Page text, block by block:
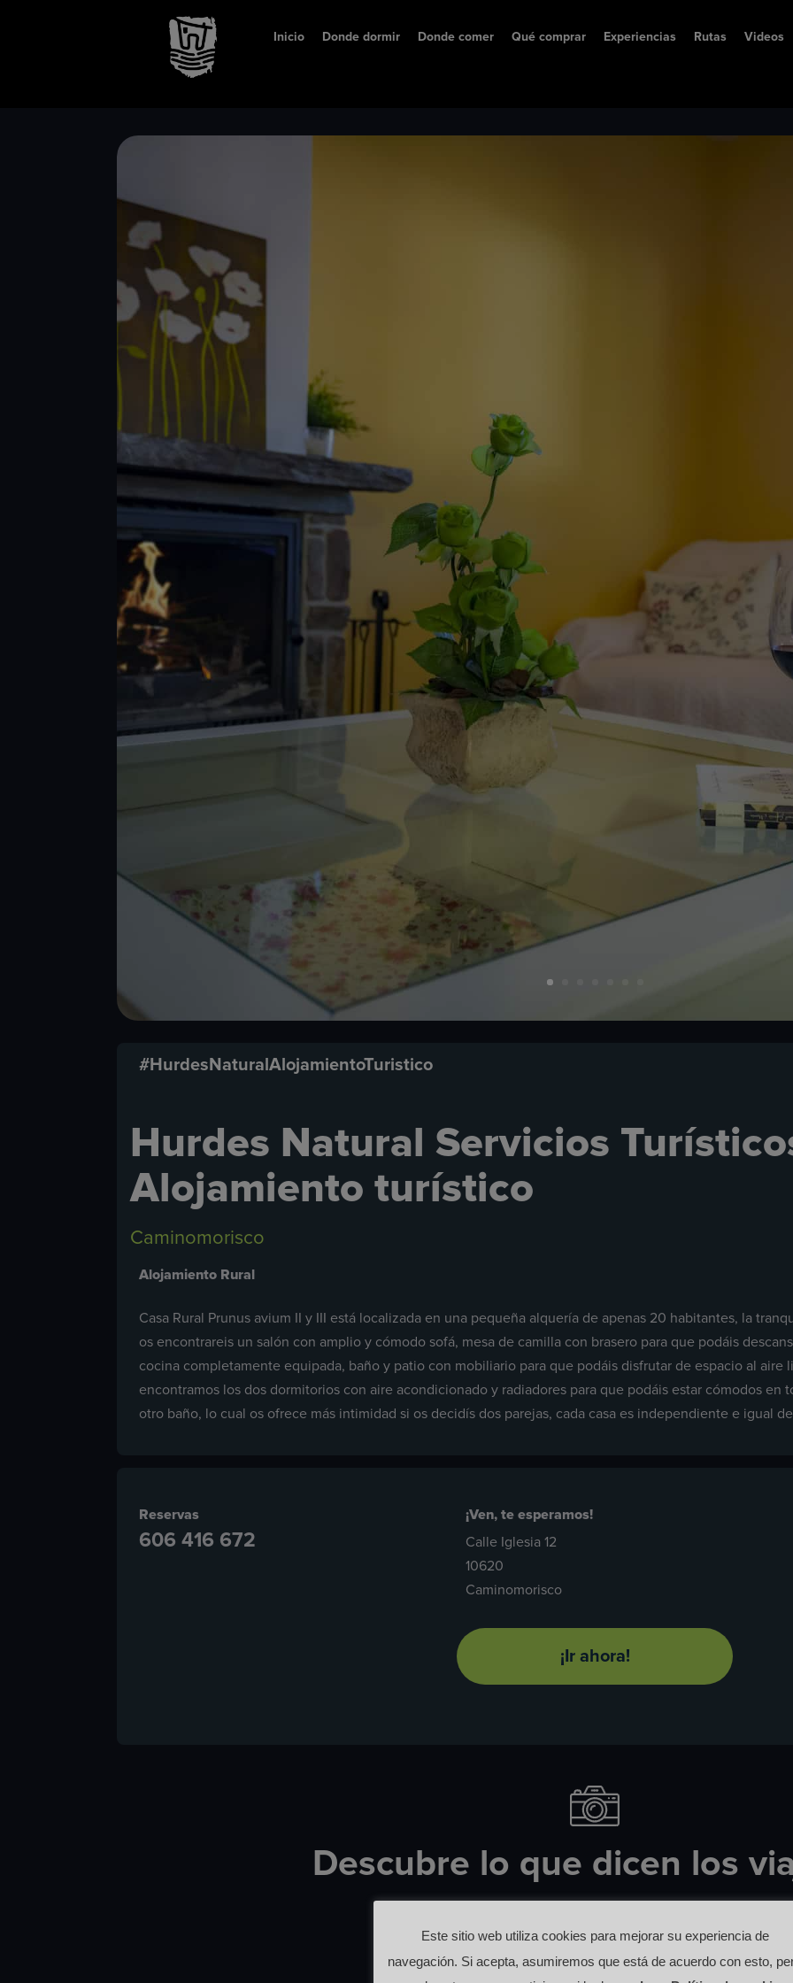
Inicio Donde dormir Donde comer Qué comprar Experiencias Rutas Videos
#HurdesNaturalAlojamientoTuristico
Hurdes Natural Servicios
Alojamiento turístico
Caminomorisco
Alojamiento Rural
Casa Rural Prunus avium II y III está localizada en una pequeña alquería de apenas 20 habitantes, la
os encontrareis un salón con amplio y cómodo sofá, mesa de camilla con brasero para que podáis
cocina completamente equipada, baño y patio con mobiliario para que podáis disfrutar de espacio al aire
encontramos los dos dormitorios con aire acondicionado y radiadores para que podáis estar cómodos en
otro baño, lo cual os ofrece más intimidad si os decidís dos parejas, cada casa es independiente e igual
Reservas
606 416 672
¡Ven, te esperamos!
Calle Iglesia 12
10620
Caminomorisco
¡Ir ahora!
Descubre lo que dicen los
Este sitio web utiliza cookies para mejorar su experiencia de
navegación. Si acepta, asumiremos que está de acuerdo con esto,